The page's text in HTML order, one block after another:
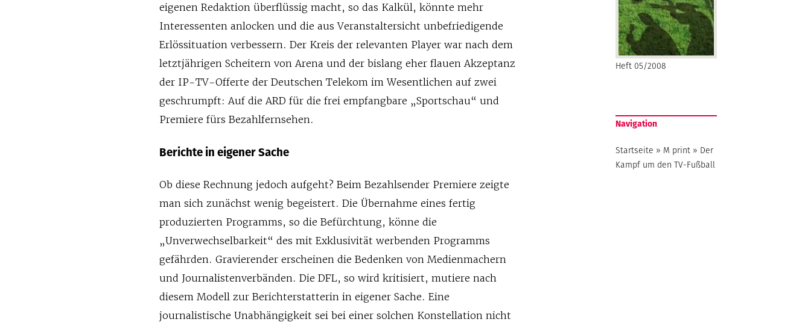
eigenen Redaktion überflüssig macht, so das Kalkül, könnte mehr
Interessenten anlocken und die aus Veranstaltersicht unbefriedigende
Erlössituation verbessern. Der Kreis der relevanten Player war nach dem
letztjährigen Scheitern von Arena und der bislang eher flauen Akzeptanz
der IP-TV-Offerte der Deutschen Telekom im Wesentlichen auf zwei
geschrumpft: Auf die ARD für die frei empfangbare „Sportschau“ und
Premiere fürs Bezahlfernsehen.
Berichte in eigener Sache
Ob diese Rechnung jedoch aufgeht? Beim Bezahlsender Premiere zeigte
man sich zunächst wenig begeistert. Die Übernahme eines fertig
produzierten Programms, so die Befürchtung, könne die
„Unverwechselbarkeit“ des mit Exklusivität werbenden Programms
gefährden. Gravierender erscheinen die Bedenken von Medienmachern
und Journalistenverbänden. Die DFL, so wird kritisiert, mutiere nach
diesem Modell zur Berichterstatterin in eigener Sache. Eine
journalistische Unabhängigkeit sei bei einer solchen Konstellation nicht
Heft 05/2008
Navigation
Startseite » M print » Der
Kampf um den TV-Fußball